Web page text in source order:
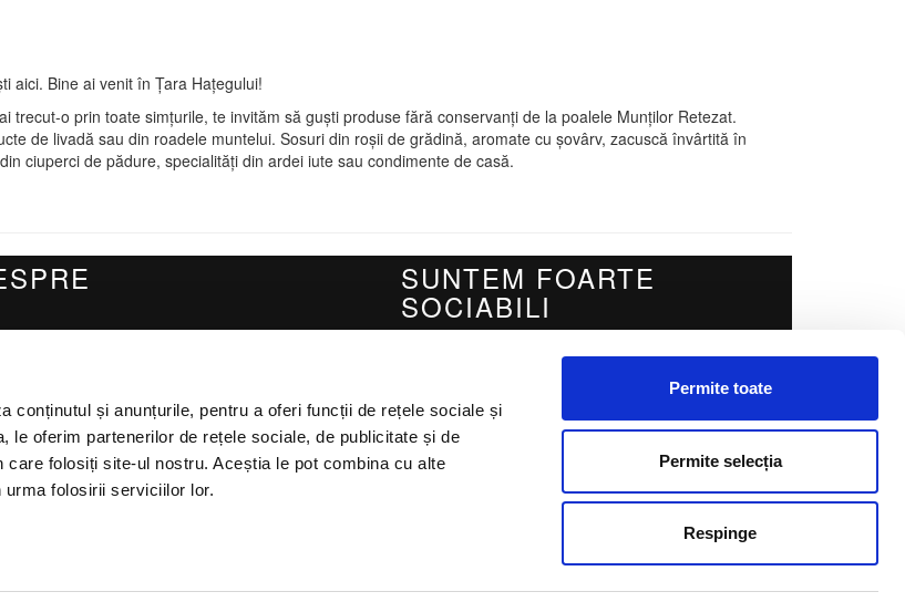
conținutul și anunțurile, pentru a oferi funcții de rețele sociale și
le oferim partenerilor de rețele sociale, de publicitate și de
folosiți site-ul nostru. Aceștia le pot combina cu alte
folosirii serviciilor lor.
Permite toate
Permite selecția
Respinge
aici. Bine ai venit în Țara Hațegului!
o prin toate simțurile, te invităm să guști produse fără conservanți de la poalele Munților Retezat.
de livadă sau din roadele muntelui. Sosuri din roșii de grădină, aromate cu șovârv, zacuscă învârtită în
ciuperci de pădure, specialități din ardei iute sau condimente de casă.
SUNTEM FOARTE
SOCIABILI
FacebookInstagram